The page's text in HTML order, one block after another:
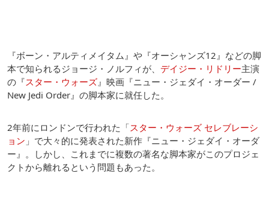
『ボーン・アルティメイタム』や『オーシャンズ12』などの脚
本で知られるジョージ・ノルフィが、 デイジー・リドリー主演
の『スター・ウォーズ 』映画『ニュー・ジェダイ・オーダー /
New Jedi Order』の脚本家に就任した。
2年前にロンドンで行われた「スター・ウォーズ セレブレーシ
ョン 」で大々的に発表された新作『ニュー・ジェダイ・オーダ
ー』。しかし、これまでに複数の著名な脚本家がこのプロジェ
クトから離れるという問題もあった。